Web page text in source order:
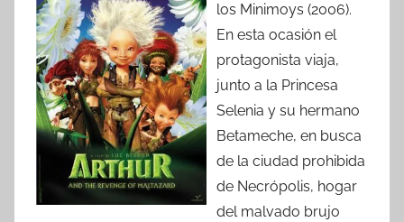
los Minimoys (2006).
En esta ocasión el
protagonista viaja,
junto a la Princesa
Selenia y su hermano
Betameche, en busca
de la ciudad prohibida
de Necrópolis, hogar
del malvado brujo